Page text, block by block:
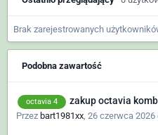
Brak zarejestrowanych
Podobna zawartość
octavia 4 zakup octavia
Przez bart1981xx 26 czerwca 2026